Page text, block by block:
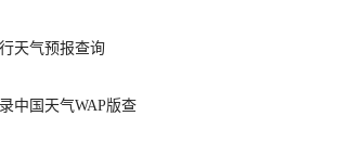
天气预报查询
中国天气WAP版查